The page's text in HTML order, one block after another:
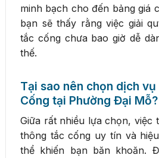
minh bạch cho đến bảng giá
bạn sẽ thấy rằng việc giải
tắc cống chưa bao giờ dễ
thế.
Tại sao nên chọn dịch
Cống tại Phường Đại Mỗ?
Giữa rất nhiều lựa chọn, việc
thông tắc cống uy tín và
thể khiến bạn băn khoăn.